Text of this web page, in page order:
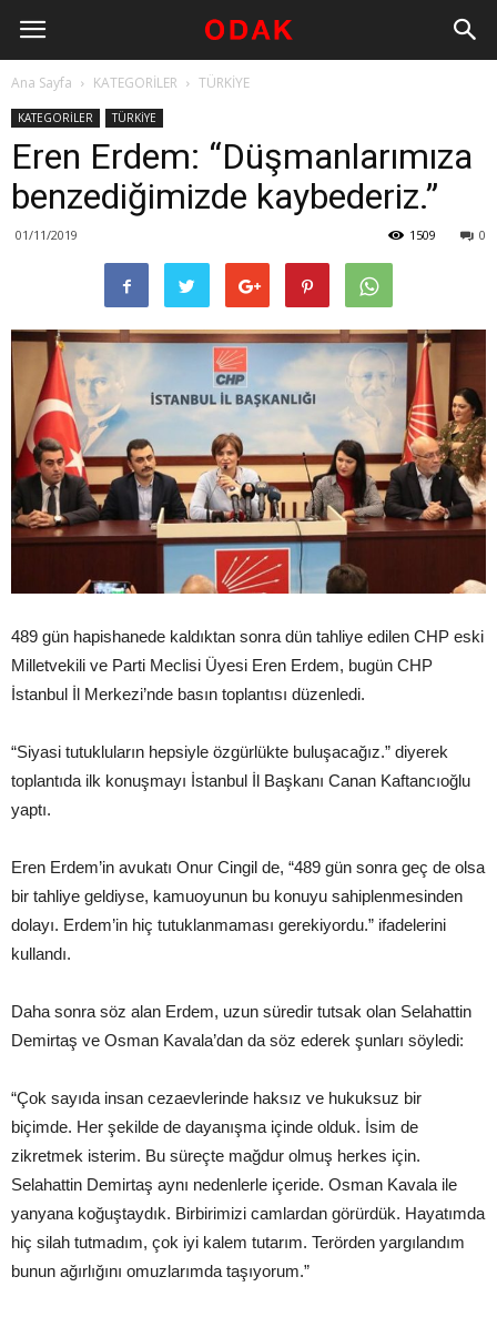
Ana Sayfa KATEGORİLER TÜRKİYE
KATEGORİLER TÜRKİYE
Eren Erdem: “Düşmanlarımıza
benzediğimizde kaybederiz.”
01/11/2019 0
1509
489 gün hapishanede kaldıktan sonra dün tahliye edilen CHP eski
Milletvekili ve Parti Meclisi Üyesi Eren Erdem, bugün CHP
İstanbul İl Merkezi’nde basın toplantısı düzenledi.
“Siyasi tutukluların hepsiyle özgürlükte buluşacağız.” diyerek
toplantıda ilk konuşmayı İstanbul İl Başkanı Canan Kaftancıoğlu
yaptı.
Eren Erdem’in avukatı Onur Cingil de, “489 gün sonra geç de olsa
bir tahliye geldiyse, kamuoyunun bu konuyu sahiplenmesinden
dolayı. Erdem’in hiç tutuklanmaması gerekiyordu.” ifadelerini
kullandı.
Daha sonra söz alan Erdem, uzun süredir tutsak olan Selahattin
Demirtaş ve Osman Kavala’dan da söz ederek şunları söyledi:
“Çok sayıda insan cezaevlerinde haksız ve hukuksuz bir
biçimde. Her şekilde de dayanışma içinde olduk. İsim de
zikretmek isterim. Bu süreçte mağdur olmuş herkes için.
Selahattin Demirtaş aynı nedenlerle içeride. Osman Kavala ile
yanyana koğuştaydık. Birbirimizi camlardan görürdük. Hayatımda
hiç silah tutmadım, çok iyi kalem tutarım. Terörden yargılandım
bunun ağırlığını omuzlarımda taşıyorum.”